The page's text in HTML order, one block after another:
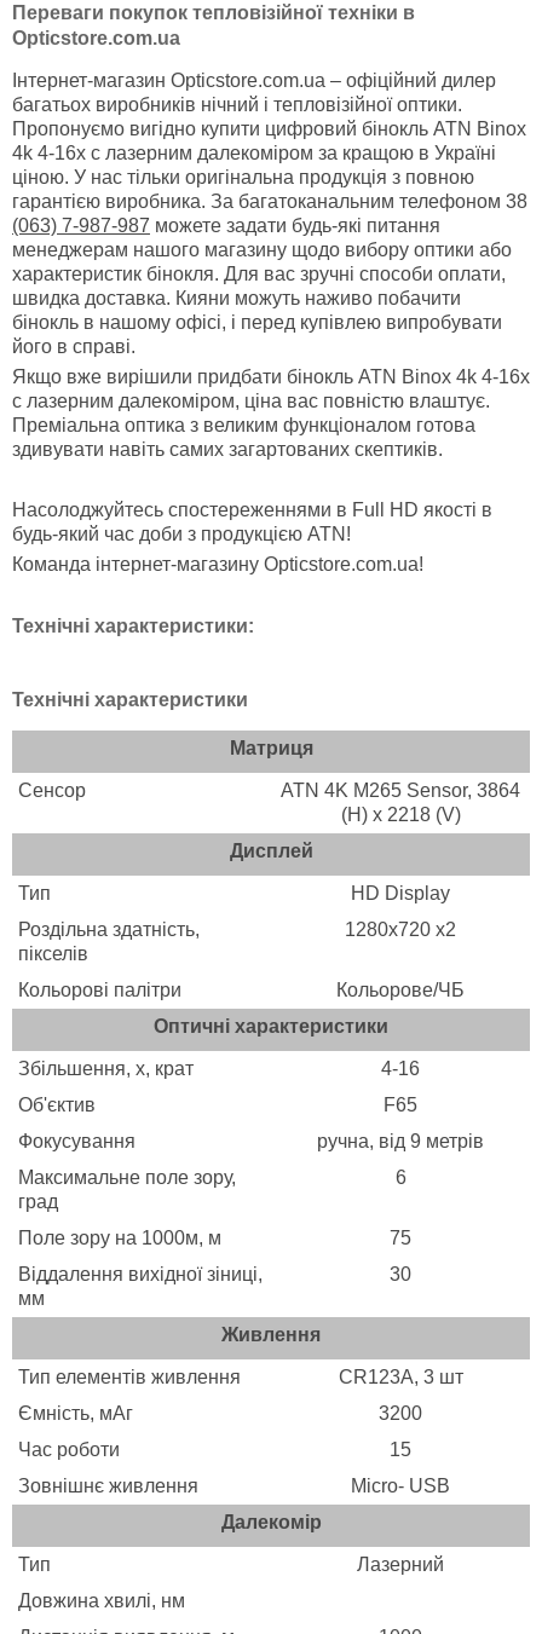
Переваги покупок тепловізійної техніки в
Opticstore.com.ua
Інтернет-магазин Opticstore.com.ua – офіційний дилер
багатьох виробників нічний і тепловізійної оптики.
Пропонуємо вигідно купити цифровий бінокль ATN Binox
4k 4-16x c лазерним далекоміром за кращою в Україні
ціною. У нас тільки оригінальна продукція з повною
гарантією виробника. За багатоканальним телефоном 38
(063) 7-987-987 можете задати будь-які питання
менеджерам нашого магазину щодо вибору оптики або
характеристик бінокля. Для вас зручні способи оплати,
швидка доставка. Кияни можуть наживо побачити
бінокль в нашому офісі, і перед купівлею випробувати
його в справі.
Якщо вже вирішили придбати бінокль ATN Binox 4k 4-16x
c лазерним далекоміром, ціна вас повністю влаштує.
Преміальна оптика з великим функціоналом готова
здивувати навіть самих загартованих скептиків.
Насолоджуйтесь спостереженнями в Full HD якості в
будь-який час доби з продукцією ATN!
Команда інтернет-магазину Opticstore.com.ua!
Технічні характеристики:
Технічні характеристики
Матриця
Сенсор
ATN 4K M265 Sensor, 3864
(H) x 2218 (V)
Дисплей
Тип
HD Display
Роздільна здатність,
пікселів
1280x720 x2
Кольорові палітри
Кольорове/ЧБ
Оптичні характеристики
Збільшення, х, крат
4-16
Об'єктив
F65
Фокусування
ручна, від 9 метрів
Максимальне поле зору,
град
6
Поле зору на 1000м, м
75
Віддалення вихідної зіниці,
мм
30
Живлення
Тип елементів живлення
CR123A, 3 шт
Ємність, мАг
3200
Час роботи
15
Зовнішнє живлення
Micro- USB
Далекомір
Тип
Лазерний
Довжина хвилі, нм